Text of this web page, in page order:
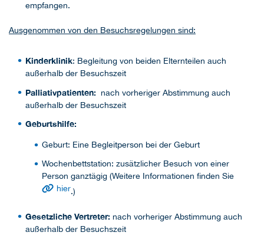
empfangen.
Ausgenommen von den Besuchsregelungen sind:
Kinderklinik: Begleitung von beiden Elternteilen auch
außerhalb der Besuchszeit
Palliativpatienten: nach vorheriger Abstimmung auch
außerhalb der Besuchszeit
Geburtshilfe:
Geburt: Eine Begleitperson bei der Geburt
Wochenbettstation: zusätzlicher Besuch von einer
Person ganztägig (Weitere Informationen finden Sie
hier.)
Gesetzliche Vertreter: nach vorheriger Abstimmung auch
außerhalb der Besuchszeit